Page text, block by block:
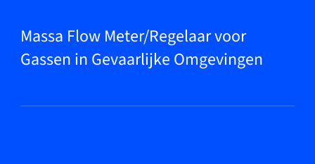
Markets
Massa Flow Meter/Regelaar voor
Gassen in Gevaarlijke Omgevingen